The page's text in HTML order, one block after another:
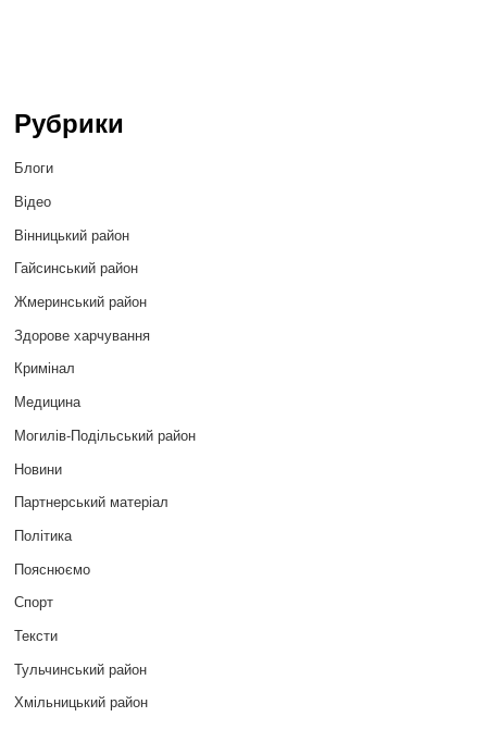
Рубрики
Блоги
Відео
Вінницький район
Гайсинський район
Жмеринський район
Здорове харчування
Кримінал
Медицина
Могилів-Подільський район
Новини
Партнерський матеріал
Політика
Пояснюємо
Спорт
Тексти
Тульчинський район
Хмільницький район